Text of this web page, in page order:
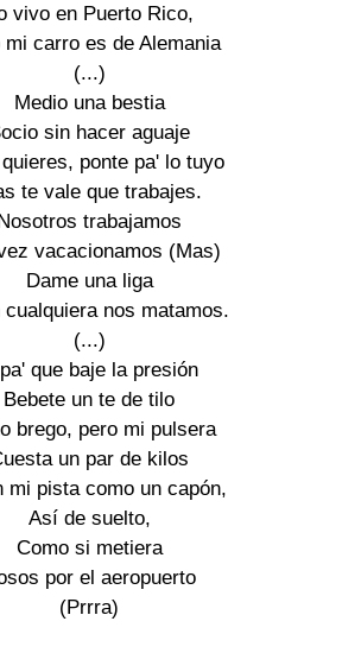
vivo en Puerto Rico,
mi carro es de Alemania
(...)
Medio una bestia
sin hacer aguaje
ponte pa' lo tuyo
te vale que trabajes.
trabajamos
vacacionamos (Mas)
Dame una liga
cualquiera nos matamos.
(...)
que baje la presión
Bebete un te de tilo
brego, pero mi pulsera
un par de kilos
mi pista como un capón,
Así de suelto,
Como si metiera
por el aeropuerto
(Prrra)